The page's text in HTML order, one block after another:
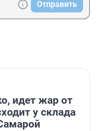
Отправить
идет жар от
у склада